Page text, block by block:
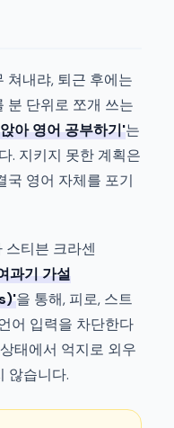
쳐내랴, 퇴근 후에는
분 단위로 쪼개 쓰는
아 영어 공부하기'는
. 지키지 못한 계획은
국 영어 자체를 포기
스티븐 크라센
과기 가설
을 통해, 피로, 스트
어 입력을 차단한다
태에서 억지로 외우
않습니다.